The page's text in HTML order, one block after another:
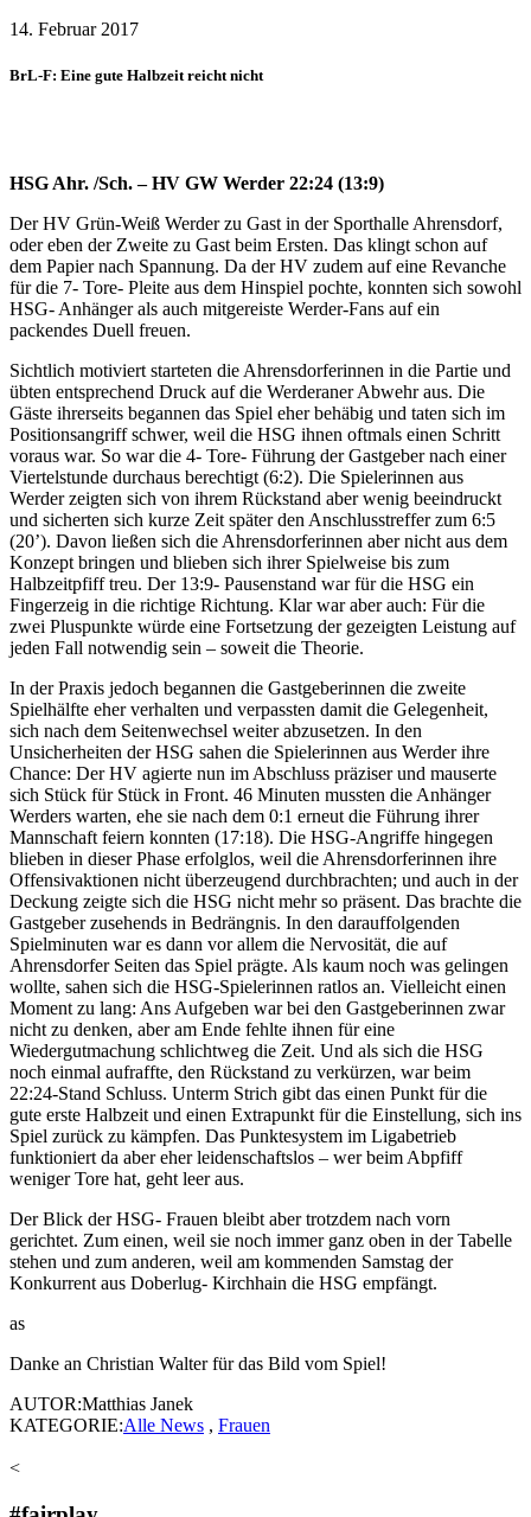
14. Februar 2017
BrL-F: Eine gute Halbzeit reicht nicht
HSG Ahr. /Sch. – HV GW Werder 22:24 (13:9)
Der HV Grün-Weiß Werder zu Gast in der Sporthalle Ahrensdorf,
oder eben der Zweite zu Gast beim Ersten. Das klingt schon auf
dem Papier nach Spannung. Da der HV zudem auf eine Revanche
für die 7- Tore- Pleite aus dem Hinspiel pochte, konnten sich sowohl
HSG- Anhänger als auch mitgereiste Werder-Fans auf ein
packendes Duell freuen.
Sichtlich motiviert starteten die Ahrensdorferinnen in die Partie und
übten entsprechend Druck auf die Werderaner Abwehr aus. Die
Gäste ihrerseits begannen das Spiel eher behäbig und taten sich im
Positionsangriff schwer, weil die HSG ihnen oftmals einen Schritt
voraus war. So war die 4- Tore- Führung der Gastgeber nach einer
Viertelstunde durchaus berechtigt (6:2). Die Spielerinnen aus
Werder zeigten sich von ihrem Rückstand aber wenig beeindruckt
und sicherten sich kurze Zeit später den Anschlusstreffer zum 6:5
(20’). Davon ließen sich die Ahrensdorferinnen aber nicht aus dem
Konzept bringen und blieben sich ihrer Spielweise bis zum
Halbzeitpfiff treu. Der 13:9- Pausenstand war für die HSG ein
Fingerzeig in die richtige Richtung. Klar war aber auch: Für die
zwei Pluspunkte würde eine Fortsetzung der gezeigten Leistung auf
jeden Fall notwendig sein – soweit die Theorie.
In der Praxis jedoch begannen die Gastgeberinnen die zweite
Spielhälfte eher verhalten und verpassten damit die Gelegenheit,
sich nach dem Seitenwechsel weiter abzusetzen. In den
Unsicherheiten der HSG sahen die Spielerinnen aus Werder ihre
Chance: Der HV agierte nun im Abschluss präziser und mauserte
sich Stück für Stück in Front. 46 Minuten mussten die Anhänger
Werders warten, ehe sie nach dem 0:1 erneut die Führung ihrer
Mannschaft feiern konnten (17:18). Die HSG-Angriffe hingegen
blieben in dieser Phase erfolglos, weil die Ahrensdorferinnen ihre
Offensivaktionen nicht überzeugend durchbrachten; und auch in der
Deckung zeigte sich die HSG nicht mehr so präsent. Das brachte die
Gastgeber zusehends in Bedrängnis. In den darauffolgenden
Spielminuten war es dann vor allem die Nervosität, die auf
Ahrensdorfer Seiten das Spiel prägte. Als kaum noch was gelingen
wollte, sahen sich die HSG-Spielerinnen ratlos an. Vielleicht einen
Moment zu lang: Ans Aufgeben war bei den Gastgeberinnen zwar
nicht zu denken, aber am Ende fehlte ihnen für eine
Wiedergutmachung schlichtweg die Zeit. Und als sich die HSG
noch einmal aufraffte, den Rückstand zu verkürzen, war beim
22:24-Stand Schluss. Unterm Strich gibt das einen Punkt für die
gute erste Halbzeit und einen Extrapunkt für die Einstellung, sich ins
Spiel zurück zu kämpfen. Das Punktesystem im Ligabetrieb
funktioniert da aber eher leidenschaftslos – wer beim Abpfiff
weniger Tore hat, geht leer aus.
Der Blick der HSG- Frauen bleibt aber trotzdem nach vorn
gerichtet. Zum einen, weil sie noch immer ganz oben in der Tabelle
stehen und zum anderen, weil am kommenden Samstag der
Konkurrent aus Doberlug- Kirchhain die HSG empfängt.
as
Danke an Christian Walter für das Bild vom Spiel!
AUTOR:Matthias Janek
KATEGORIE:Alle News , Frauen
<